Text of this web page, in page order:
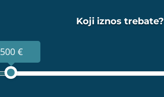
Koji iznos trebate?
500 €